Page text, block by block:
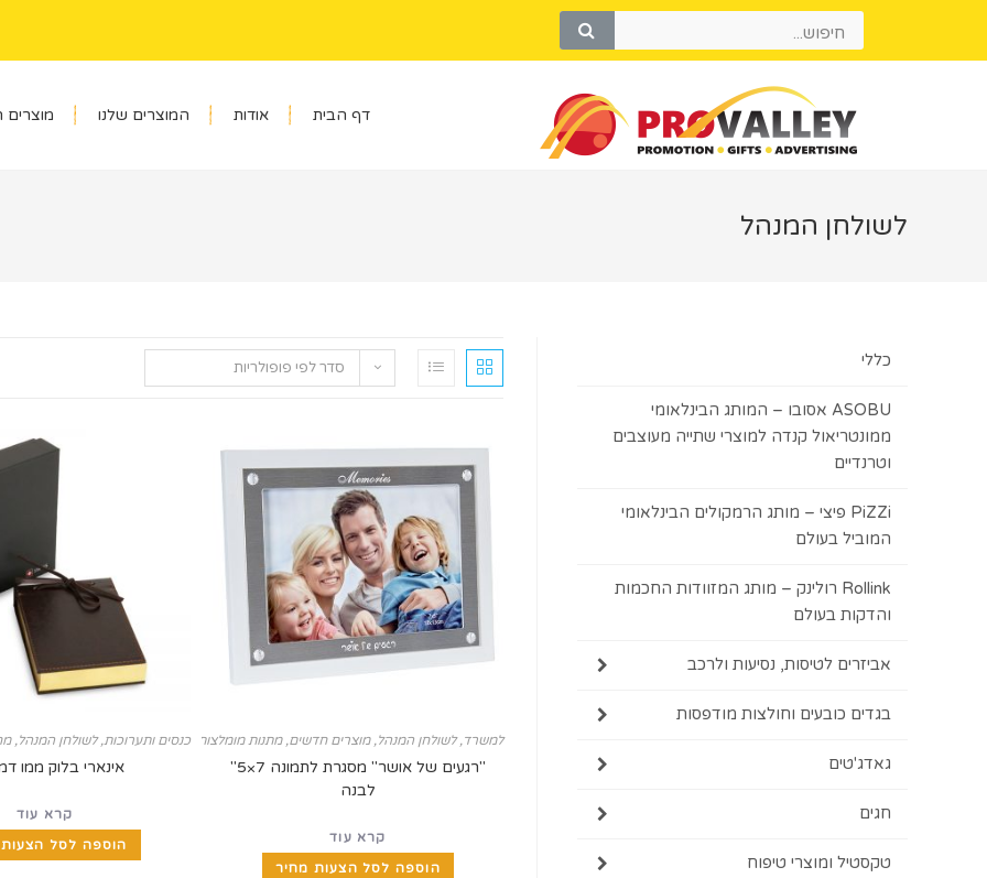
דף הבית אודות המוצרים שלנו
לשולחן המנהל
סדר לפי פופולריות
למשרד,לשולחן המנהל,מוצרים חדשים,מתנות מומלצות למורים לסוף שנה
"רגעים של אושר" מסגרת לתמונה 7×5"
לבנה
קרא עוד
הוספה לסל הצעות מחיר
כנסים ותערוכות,לשולחן המנהל,
אינארי בלוק ממו
קרא עוד
הוספה לסל
כללי
ASOBU אסובו – המותג הבינלאומי
ממונטריאול קנדה למוצרי שתייה מעוצבים
וטרנדיים
PiZZi פיצי – מותג הרמקולים הבינלאומי
המוביל בעולם
Rollink רולינק – מותג המזוודות החכמות
והדקות בעולם
אביזרים לטיסות, נסיעות ולרכב
בגדים כובעים וחולצות מודפסות
גאדג'טים
חגים
טקסטיל ומוצרי טיפוח